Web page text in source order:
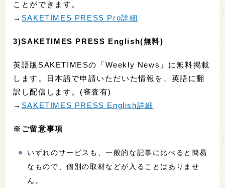
ことができます。
→ SAKETIMES PRESS Pro詳細
3)SAKETIMES PRESS English(無料)
英語版SAKETIMESの「Weekly News」に無料掲載
します。日本語で申請いただいた情報を、英語に翻
訳し配信します。(審査有)
→ SAKETIMES PRESS English詳細
※ご留意事項
いずれのサービスも、一般的な記事に比べると簡易
なもので、個別の取材などが入ることはありませ
ん。